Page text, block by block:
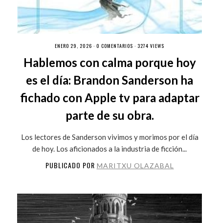
ENERO 29, 2026 · 0 COMENTARIOS · 3274 VIEWS
Hablemos con calma porque hoy
es el día: Brandon Sanderson ha
fichado con Apple tv para adaptar
parte de su obra.
Los lectores de Sanderson vivimos y morimos por el día
de hoy. Los aficionados a la industria de ficción...
PUBLICADO POR MARITXU OLAZABAL